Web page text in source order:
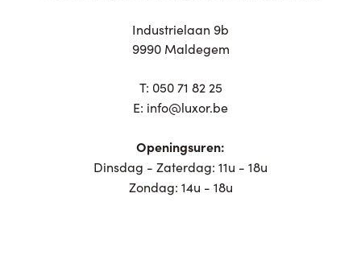
Industrielaan 9b
9990 Maldegem
T: 050 71 82 25
E: info@luxor.be
Openingsuren:
Dinsdag - Zaterdag: 11u - 18u
Zondag: 14u - 18u